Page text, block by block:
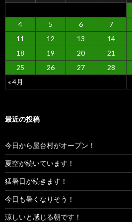
« 4月
4
5 6 7
11
12 13 14
18
19 20 21
25
26 27 28
最近の投稿
今日から屋台村がオープン！
夏空が続いています！
猛暑日が続きます！
今日も暑くなりそう！
涼しいと感じる朝です！